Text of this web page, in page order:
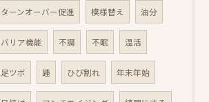
ターンオーバー促進 模様替え 油分
バリア機能 不調 不眠 温活
足ツボ 踵 ひび割れ 年末年始